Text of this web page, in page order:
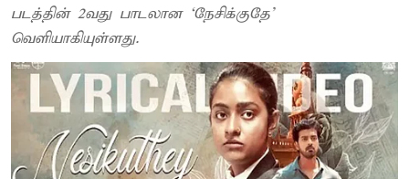
படத்தின் 2வது பாடலான ‘நேசிக்குதே’
வெளியாகியுள்ளது.